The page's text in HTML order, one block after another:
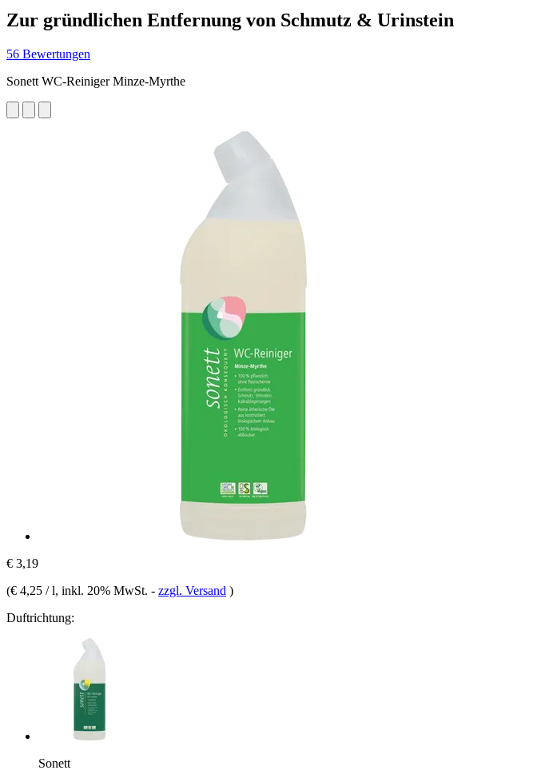
Zur gründlichen Entfernung von Schmutz & Urinstein
56 Bewertungen
Sonett WC-Reiniger Minze-Myrthe
€ 3,19
(€ 4,25 / l, inkl. 20% MwSt. - zzgl. Versand )
Duftrichtung:
Sonett